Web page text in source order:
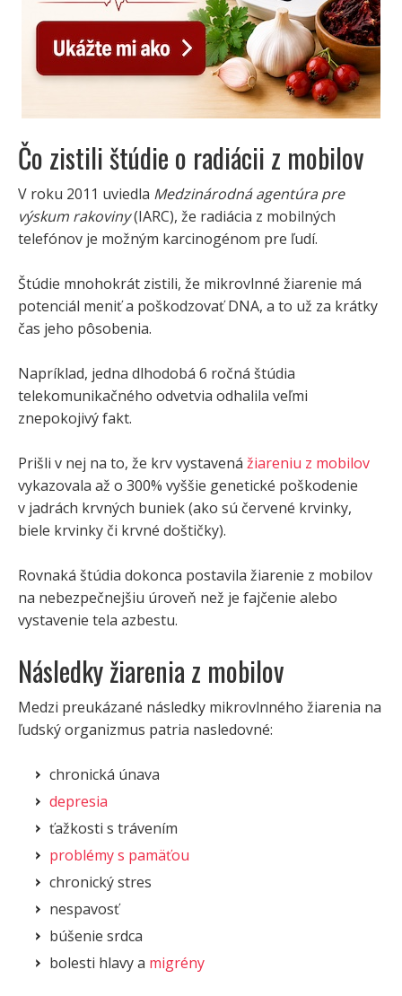
Čo zistili štúdie o radiácii z mobilov
V roku 2011 uviedla Medzinárodná agentúra pre
výskum rakoviny(IARC), že radiácia z mobilných
telefónov je možným karcinogénom pre ľudí.
Štúdie mnohokrát zistili, že mikrovlnné žiarenie má
potenciál meniť a poškodzovať DNA, a to už za krátky
čas jeho pôsobenia.
Napríklad, jedna dlhodobá 6 ročná štúdia
telekomunikačného odvetvia odhalila veľmi
znepokojivý fakt.
Prišli v nej na to, že krv vystavená žiareniu z mobilov
vykazovala až o 300% vyššie genetické poškodenie
v jadrách krvných buniek (ako sú červené krvinky,
biele krvinky či krvné doštičky).
Rovnaká štúdia dokonca postavila žiarenie z mobilov
na nebezpečnejšiu úroveň než je fajčenie alebo
vystavenie tela azbestu.
Následky žiarenia z mobilov
Medzi preukázané následky mikrovlnného žiarenia na
ľudský organizmus patria nasledovné:
chronická únava
depresia
ťažkosti s trávením
problémy s pamäťou
chronický stres
nespavosť
búšenie srdca
bolesti hlavy a migrény